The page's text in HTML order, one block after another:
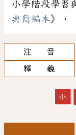
小學階段學習
典簡編本》、
注 音
釋 義
小